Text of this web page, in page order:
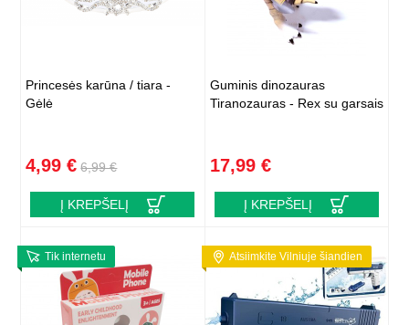
Princesės karūna / tiara -
Gėlė
4,99 € 6,99 €
Į KREPŠELĮ
Guminis dinozauras
Tiranozauras - Rex su garsais
17,99 €
Į KREPŠELĮ
Tik internetu Atsiimkite Vilniuje šiandien